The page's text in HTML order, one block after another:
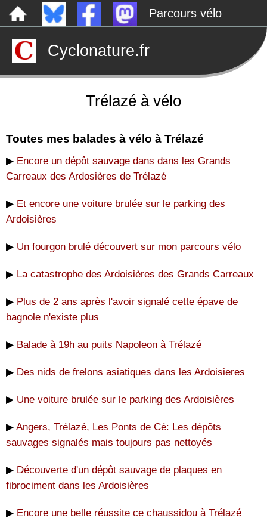
Parcours vélo
Dépôts sauvages
Le canal de Nantes à Brest à vélo
Cyclonature.fr
Trélazé à vélo
Toutes mes balades à vélo à Trélazé
▶ Encore un dépôt sauvage dans dans les Grands
Carreaux des Ardosières de Trélazé
▶ Et encore une voiture brulée sur le parking des
Ardoisières
▶ Un fourgon brulé découvert sur mon parcours vélo
▶ La catastrophe des Ardoisières des Grands Carreaux
▶ Plus de 2 ans après l'avoir signalé cette épave de
bagnole n'existe plus
▶ Balade à 19h au puits Napoleon à Trélazé
▶ Des nids de frelons asiatiques dans les Ardoisieres
▶ Une voiture brulée sur le parking des Ardoisières
▶ Angers, Trélazé, Les Ponts de Cé: Les dépôts
sauvages signalés mais toujours pas nettoyés
▶ Découverte d'un dépôt sauvage de plaques en
fibrociment dans les Ardoisières
▶ Encore une belle réussite ce chaussidou à Trélazé